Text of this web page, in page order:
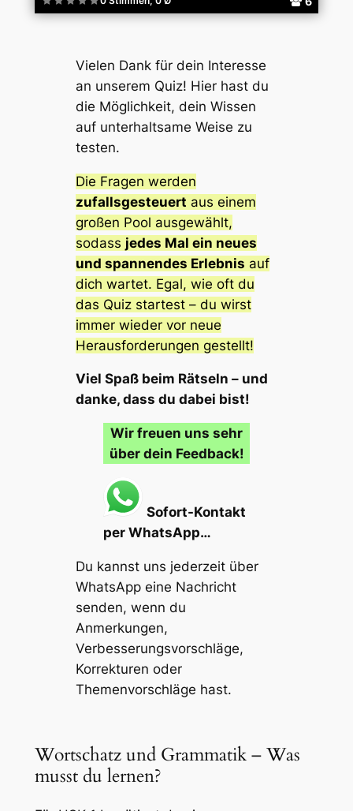
Vielen Dank für dein Interesse
an unserem Quiz! Hier hast du
die Möglichkeit, dein Wissen
auf unterhaltsame Weise zu
testen.
Die Fragen werden
zufallsgesteuert aus einem
großen Pool ausgewählt,
sodass jedes Mal ein neues
und spannendes Erlebnis auf
dich wartet. Egal, wie oft du
das Quiz startest – du wirst
immer wieder vor neue
Herausforderungen gestellt!
Viel Spaß beim Rätseln – und
danke, dass du dabei bist!
Wir freuen uns sehr
über dein Feedback!
Sofort-Kontakt
per WhatsApp…
Du kannst uns jederzeit über
WhatsApp eine Nachricht
senden, wenn du
Anmerkungen,
Verbesserungsvorschläge,
Korrekturen oder
Themenvorschläge hast.
Wortschatz und Grammatik – Was
musst du lernen?